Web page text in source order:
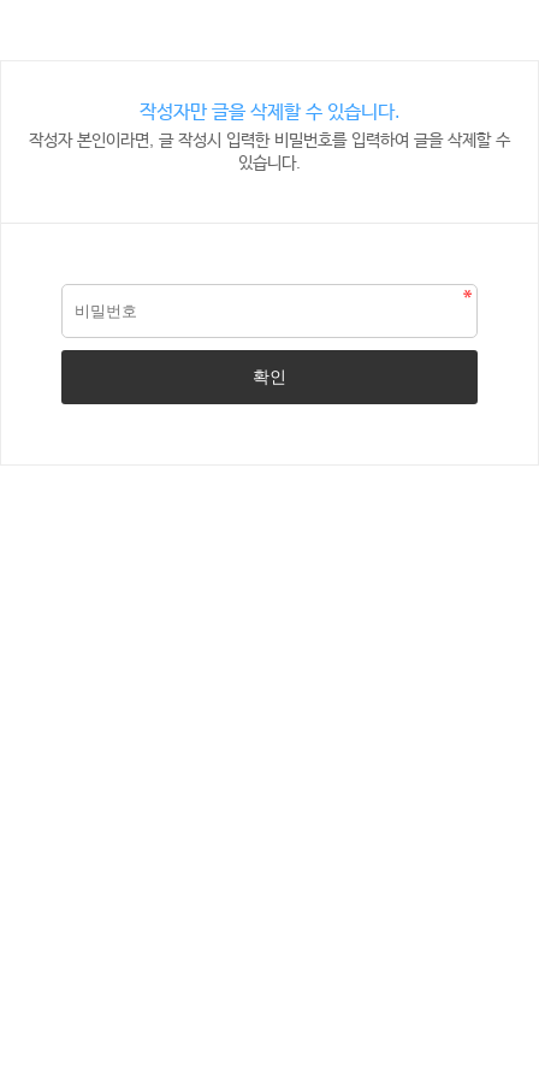
작성자만 글을 삭제할 수 있습니다.
작성자 본인이라면, 글 작성시 입력한 비밀번호를 입력하여 글을 삭제할 수
있습니다.